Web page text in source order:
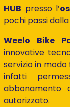
HUB presso l’
pochi passi dalla
Weelo Bike
innovative
servizio in modo
infatti
autorizzato.